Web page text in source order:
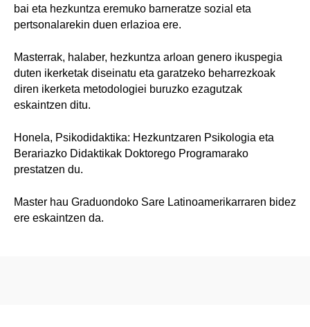
bai eta hezkuntza eremuko barneratze sozial eta
pertsonalarekin duen erlazioa ere.
Masterrak, halaber, hezkuntza arloan genero ikuspegia
duten ikerketak diseinatu eta garatzeko beharrezkoak
diren ikerketa metodologiei buruzko ezagutzak
eskaintzen ditu.
Honela, Psikodidaktika: Hezkuntzaren Psikologia eta
Berariazko Didaktikak Doktorego Programarako
prestatzen du.
Master hau Graduondoko Sare Latinoamerikarraren bidez
ere eskaintzen da.